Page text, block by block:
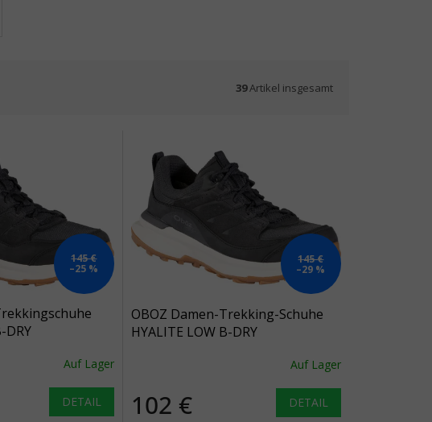
39Artikel insgesamt
145 €
–25 %
DRY
Auf Lager
DETAIL
145 €
–29 %
OBOZ Damen-Trekking-Schuhe
HYALITE LOW B-DRY
Auf Lager
102 € DETAIL